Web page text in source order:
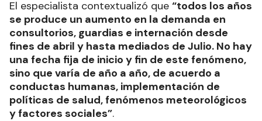
El especialista contextualizó que “todos los años
se produce un aumento en la demanda en
consultorios, guardias e internación desde
fines de abril y hasta mediados de Julio. No hay
una fecha fija de inicio y fin de este fenómeno,
sino que varía de año a año, de acuerdo a
conductas humanas, implementación de
políticas de salud, fenómenos meteorológicos
y factores sociales”.